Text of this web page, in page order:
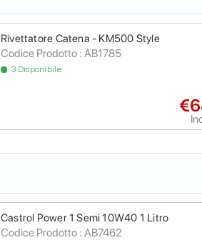
Rivettatore Catena - KM500 Style
Codice Prodotto : AB1785
3 Disponibile
Castrol Power 1 Semi 10W40 1 Litro
Codice Prodotto : AB7462